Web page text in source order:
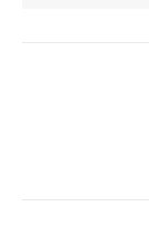
Adatkezelési